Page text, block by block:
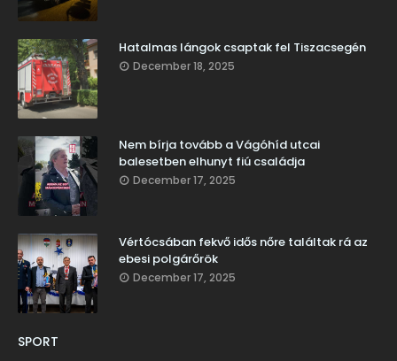
Hatalmas lángok csaptak fel Tiszacsegén
December 18, 2025
Nem bírja tovább a Vágóhíd utcai
balesetben elhunyt fiú családja
December 17, 2025
Vértócsában fekvő idős nőre találtak rá az
ebesi polgárőrök
December 17, 2025
SPORT